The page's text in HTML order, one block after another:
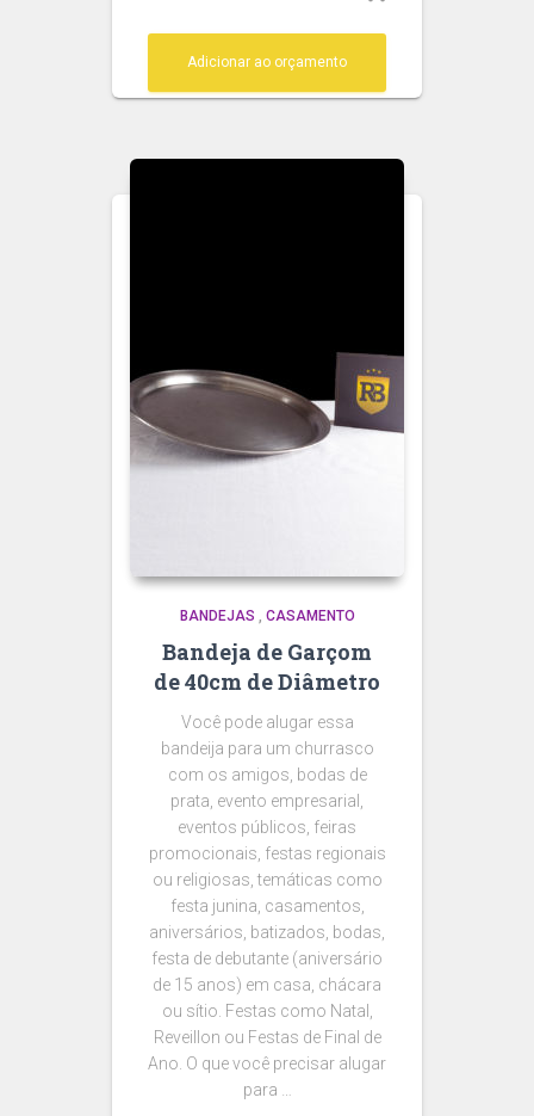
Adicionar ao orçamento
BANDEJAS , CASAMENTO
Bandeja de Garçom
de 40cm de Diâmetro
Você pode alugar essa
bandeija para um churrasco
com os amigos, bodas de
prata, evento empresarial,
eventos públicos, feiras
promocionais, festas regionais
ou religiosas, temáticas como
festa junina, casamentos,
aniversários, batizados, bodas,
festa de debutante (aniversário
de 15 anos) em casa, chácara
ou sítio. Festas como Natal,
Reveillon ou Festas de Final de
Ano. O que você precisar alugar
para …